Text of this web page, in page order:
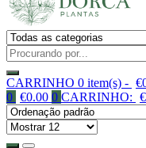
CARRINHO 0 item(s) - €
0 €0.00 0 CARRINHO: €